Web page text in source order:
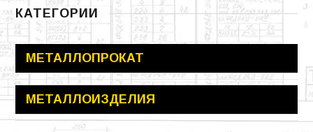
КАТЕГОРИИ
МЕТАЛЛОПРОКАТ
МЕТАЛЛОИЗДЕЛИЯ